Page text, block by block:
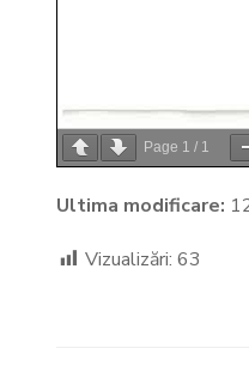
Page 1 / 1
Ultima modificare:
Vizualizări: 63